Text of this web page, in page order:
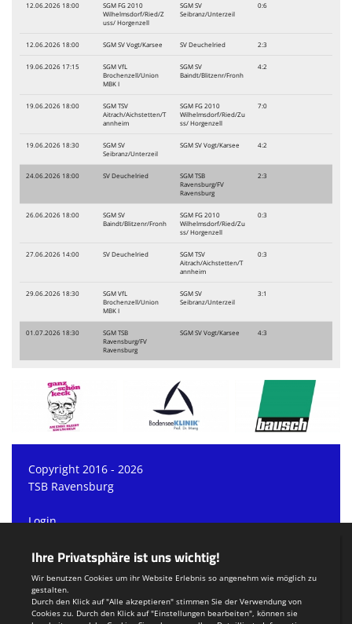
12.06.2026 18:00
SGM FG 2010
Wilhelmsdorf/Ried/Z
uss/ Horgenzell
SGM SV
Seibranz/Unterzeil
0:6
12.06.2026 18:00 SGM SV Vogt/Karsee SV Deuchelried 2:3
19.06.2026 17:15
SGM VfL
Brochenzell/Union
MBK I
SGM SV
Baindt/Blitzenr/Fronh
4:2
19.06.2026 18:00
SGM TSV
Aitrach/Aichstetten/T
annheim
SGM FG 2010
Wilhelmsdorf/Ried/Zu
ss/ Horgenzell
7:0
19.06.2026 18:30
SGM SV
Seibranz/Unterzeil
SGM SV Vogt/Karsee 4:2
24.06.2026 18:00 SV Deuchelried
SGM TSB
Ravensburg/FV
Ravensburg
2:3
26.06.2026 18:00
SGM SV
Baindt/Blitzenr/Fronh
SGM FG 2010
Wilhelmsdorf/Ried/Zu
ss/ Horgenzell
0:3
27.06.2026 14:00 SV Deuchelried
SGM TSV
Aitrach/Aichstetten/T
annheim
0:3
29.06.2026 18:30
SGM VfL
Brochenzell/Union
MBK I
SGM SV
Seibranz/Unterzeil
3:1
01.07.2026 18:30
SGM TSB
Ravensburg/FV
Ravensburg
SGM SV Vogt/Karsee 4:3
Copyright 2016 - 2026
TSB Ravensburg
Login
Teamsports 2
Dein Sportverein online